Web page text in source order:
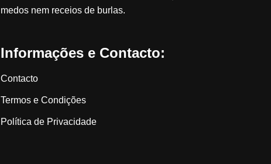
medos nem receios de burlas.
Informações e Contacto:
Contacto
Termos e Condições
Política de Privacidade